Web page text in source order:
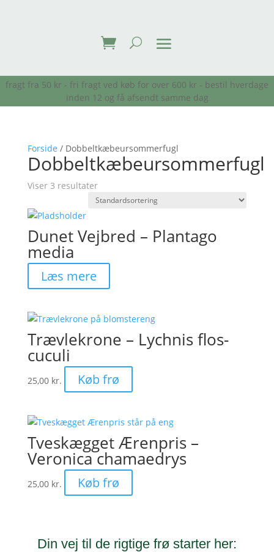
fragt fra 50 kr - fri fragt ved køb for over 600 kr - bestil hverdage
inden 12 og få afsendt samme dag
Forside / Dobbeltkæbeursommerfugl
Dobbeltkæbeursommerfugl
Viser 3 resultater
Dunet Vejbred – Plantago
media
Læs mere
Trævlekrone – Lychnis flos-
cuculi
25,00 kr. Køb frø
Tveskægget Ærenpris –
Veronica chamaedrys
25,00 kr. Køb frø
Din vej til de rigtige frø starter her: